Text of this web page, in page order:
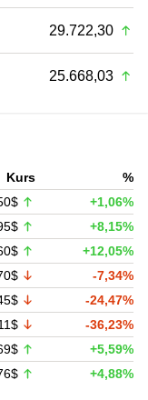
29.722,30
25.668,03
Kurs
%
+1,06%
+8,15%
+12,05%
-7,34%
-24,47%
-36,23%
+5,59%
+4,88%